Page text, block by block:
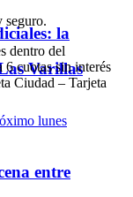
la
Varillas
entre
seguro.
dentro del
cuotas sin interés
Ciudad – Tarjeta